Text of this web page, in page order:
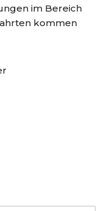
im Bereich
kommen